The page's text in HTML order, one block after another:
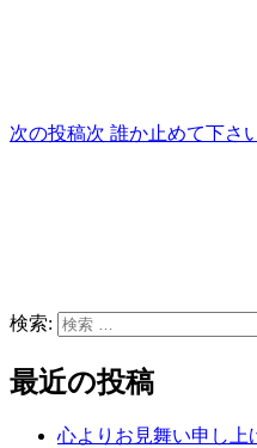
次の投稿次 誰か止めて下さ
検索:
最近の投稿
心よりお見舞い申し上